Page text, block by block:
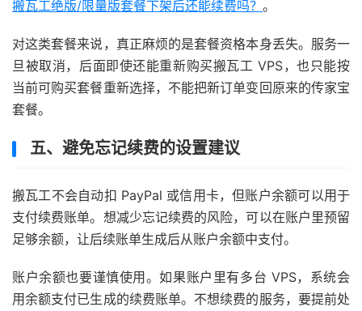
搬瓦工绝版/限量版套餐下架后还能续费吗？ 。
对这类套餐来说，真正麻烦的是套餐资格本身丢失。服务一
旦被取消，后面即使还能重新购买搬瓦工 VPS，也只能按
当前可购买套餐重新选择，不能把新订单变回原来的传家宝
套餐。
五、避免忘记续费的设置建议
搬瓦工不会自动扣 PayPal 或信用卡，但账户余额可以用于
支付续费账单。想减少忘记续费的风险，可以在账户里预留
足够余额，让后续账单生成后从账户余额中支付。
账户余额也要谨慎使用。如果账户里有多台 VPS，系统会
用余额支付已生成的续费账单。不想续费的服务，要提前处